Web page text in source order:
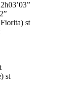
st
st